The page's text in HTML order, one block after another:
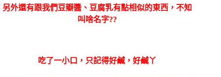
另外還有跟我們豆瓣醬、豆腐乳有點相似的東西，不知
叫啥名字??
吃了一小口，只記得好鹹，好鹹丫